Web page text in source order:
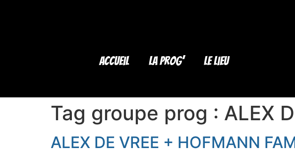
Accueil La Prog’ Le lieu
Tag groupe prog : ALEX
ALEX DE VREE + HOFMANN